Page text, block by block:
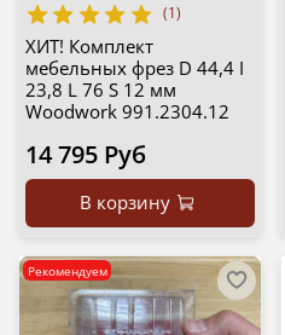
(1)
ХИТ! Комплект
мебельных фрез D 44,4 I
23,8 L 76 S 12 мм
Woodwork 991.2304.12
14 795 Руб
В корзину
Рекомендуем